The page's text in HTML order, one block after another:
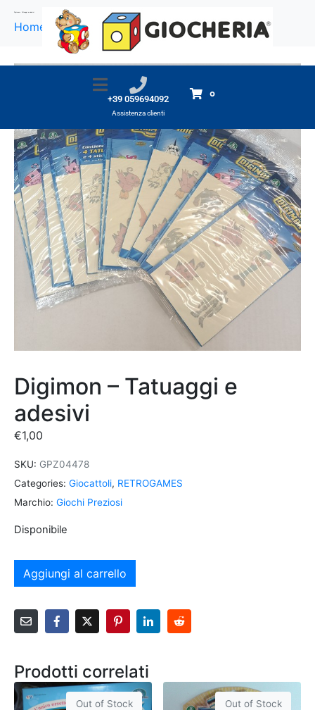
+39 059694092
Assistenza clienti
0
Home Prodotti Digimon - Tatuaggi e adesivi
Digimon – Tatuaggi e
adesivi
€1,00
SKU: GPZ04478
Categories: Giocattoli, RETROGAMES
Marchio: Giochi Preziosi
Disponibile
Aggiungi al carrello
Prodotti correlati
Out of Stock Out of Stock